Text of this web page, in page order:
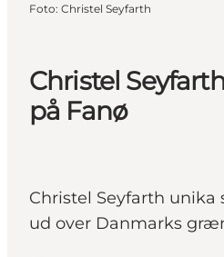
Christel
på Fanø
Christel Seyfarth
ud over Danmarks
Foto: Christel Seyfarth